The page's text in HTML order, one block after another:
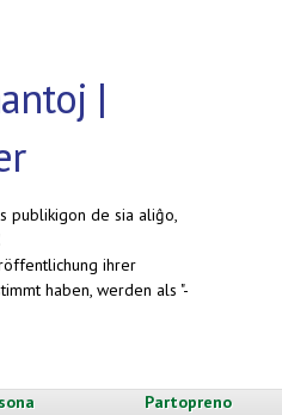
|
publikigon de sia aliĝo,
ihrer
haben, werden als "-
Partopreno